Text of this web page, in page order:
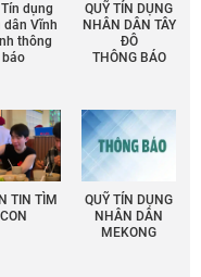
dụng
dân Vĩnh
thông
báo
QUỸ TÍN DỤNG
NHÂN DÂN TÂY
ĐÔ
THÔNG BÁO
TIN TÌM
CON
QUỸ TÍN DỤNG
NHÂN DÂN
MEKONG